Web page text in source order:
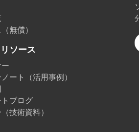
無償）
ソース
ート（活用事例）
ブログ
技術資料）